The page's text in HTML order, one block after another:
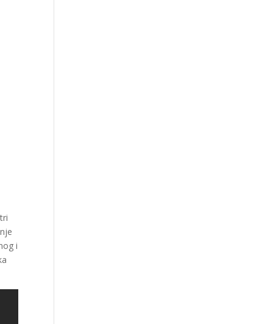
i